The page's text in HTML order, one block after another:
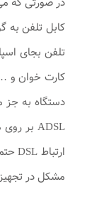
کابل تلفن به
تلفن بجای
کارت خوان و
مشکل در